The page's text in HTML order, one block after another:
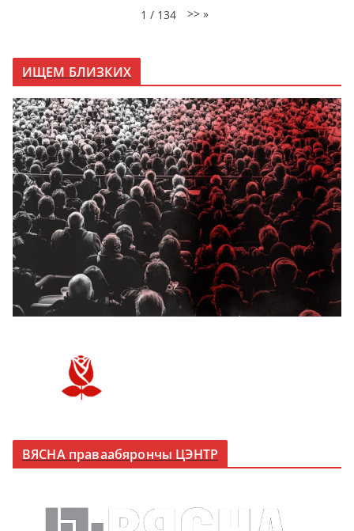
1 / 134 >> »
ИЩЕМ БЛИЗКИХ
ВЯСНА праваабярончы ЦЭНТР